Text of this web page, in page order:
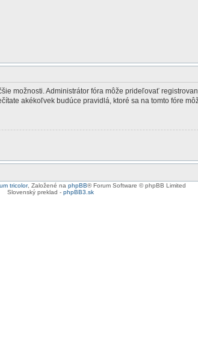
možnosti. Administrátor fóra môže prideľovať
akékoľvek budúce pravidlá, ktoré sa na tomto fóre
tricolor, Založené na phpBB® Forum Software © phpBB Limited
Slovenský preklad - phpBB3.sk